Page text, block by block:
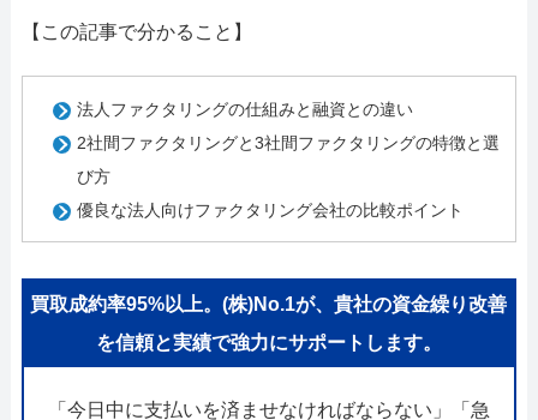
【この記事で分かること】
法人ファクタリングの仕組みと融資との違い
2社間ファクタリングと3社間ファクタリングの特徴と選
び方
優良な法人向けファクタリング会社の比較ポイント
買取成約率95%以上。(株)No.1が、貴社の資金繰り改善
を信頼と実績で強力にサポートします。
「今日中に支払いを済ませなければならない」「急